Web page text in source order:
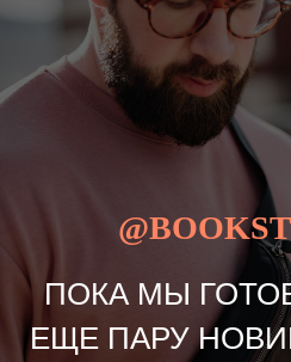
ПОКА МЫ
ЕЩЕ ПАРУ